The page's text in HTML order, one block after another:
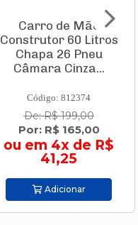
Carro de Mão
Construtor 60 Litros
Chapa 26 Pneu
Câmara Cinza...
Código: 812374
De: R$ 199,00
Por: R$ 165,00
ou em 4x de R$
41,25
Adicionar